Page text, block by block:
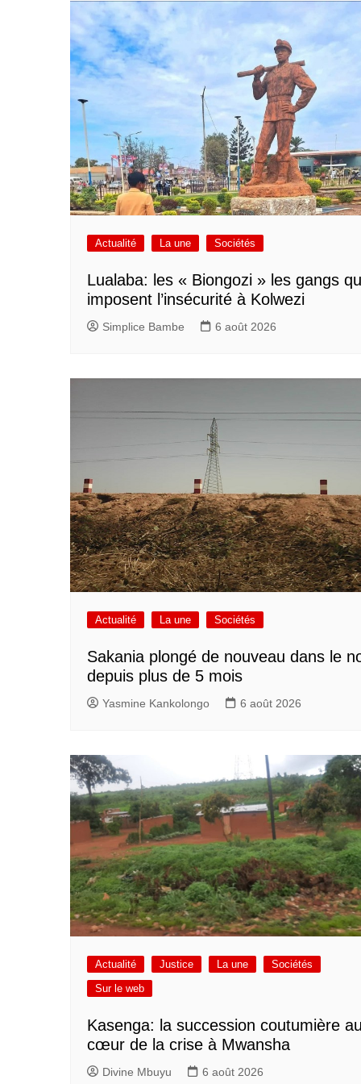
Actualité La une Sociétés
Lualaba: les « Biongozi » les gangs
imposent l’insécurité à Kolwezi
Simplice Bambe 6 août 2026
Actualité La une Sociétés
Sakania plongé de nouveau dans le
depuis plus de 5 mois
Yasmine Kankolongo 6 août 2026
Actualité Justice La une
Sociétés
Sur le web
Kasenga: la succession coutumière
cœur de la crise à Mwansha
Divine Mbuyu 6 août 2026